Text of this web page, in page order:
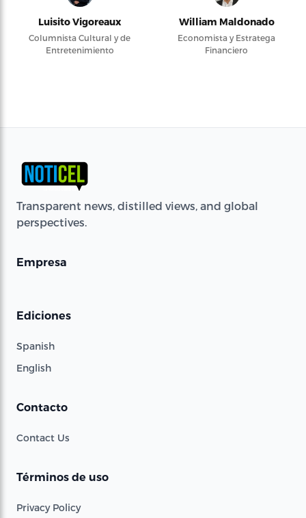
Luisito Vigoreaux
Columnista Cultural y de
Entretenimiento
William Maldonado
Economista y Estratega
Financiero
Transparent news, distilled views, and global
perspectives.
Empresa
Ediciones
Spanish
English
Contacto
Contact Us
Términos de uso
Privacy Policy